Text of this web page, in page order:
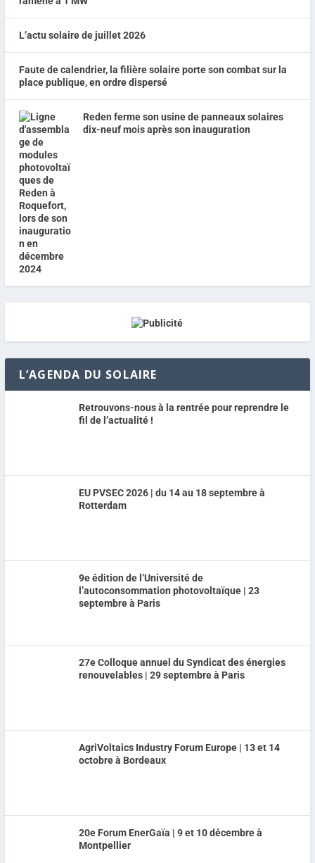
L’actu solaire de juillet 2026
Faute de calendrier, la filière solaire porte son combat sur la
place publique, en ordre dispersé
Reden ferme son usine de panneaux solaires
dix-neuf mois après son inauguration
L’AGENDA DU SOLAIRE
Retrouvons-nous à la rentrée pour reprendre le
fil de l’actualité !
EU PVSEC 2026 | du 14 au 18 septembre à
Rotterdam
9e édition de l’Université de
l’autoconsommation photovoltaïque | 23
septembre à Paris
27e Colloque annuel du Syndicat des énergies
renouvelables | 29 septembre à Paris
AgriVoltaics Industry Forum Europe | 13 et 14
octobre à Bordeaux
20e Forum EnerGaïa | 9 et 10 décembre à
Montpellier